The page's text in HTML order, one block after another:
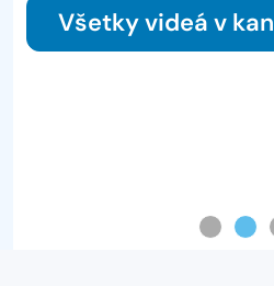
Všetky videá v